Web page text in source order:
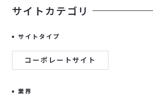
サイトカテゴリ
サイトタイプ
コーポレートサイト
業界